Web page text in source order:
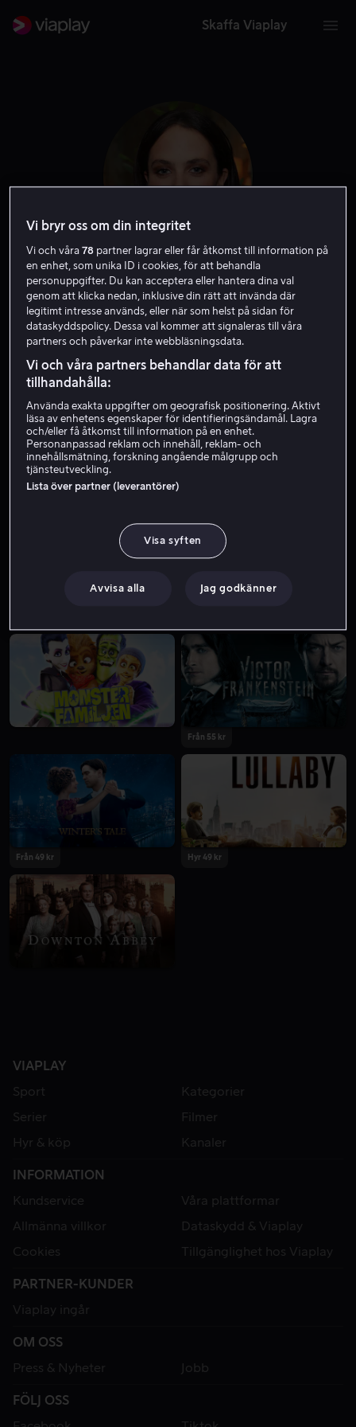
Skaffa Viaplay
Jessica Brown Findlay
Skådespelare Röst
Från 55 kr
Från 49 kr Hyr 49 kr
VIAPLAY
Sport
Kategorier
Serier
Filmer
Hyr & köp
Kanaler
INFORMATION
Kundservice
Våra plattformar
Allmänna villkor
Dataskydd & Viaplay
Cookies
Tillgänglighet hos Viaplay
PARTNER-KUNDER
Viaplay ingår
OM OSS
Press & Nyheter
Jobb
FÖLJ OSS
Vi bryr oss om din integritet
Vi och våra78 partner lagrar eller får åtkomst till information på
en enhet, som unika ID i cookies, för att behandla
personuppgifter. Du kan acceptera eller hantera dina val
genom att klicka nedan, inklusive din rätt att invända där
legitimt intresse används, eller när som helst på sidan för
dataskyddspolicy. Dessa val kommer att signaleras till våra
partners och påverkar inte webbläsningsdata.
Vi och våra partners behandlar data för att
tillhandahålla:
Använda exakta uppgifter om geografisk positionering. Aktivt
läsa av enhetens egenskaper för identifieringsändamål. Lagra
och/eller få åtkomst till information på en enhet.
Personanpassad reklam och innehåll, reklam- och
innehållsmätning, forskning angående målgrupp och
tjänsteutveckling.
Lista över partner (leverantörer)
Visa syften
Avvisa alla Jag godkänner